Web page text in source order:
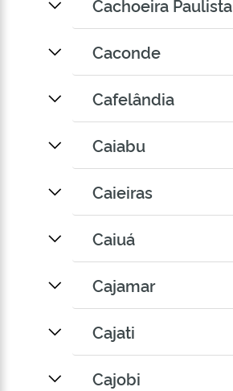
Cachoeira Paulista
Caconde
Cafelândia
Caiabu
Caieiras
Caiuá
Cajamar
Cajati
Cajobi